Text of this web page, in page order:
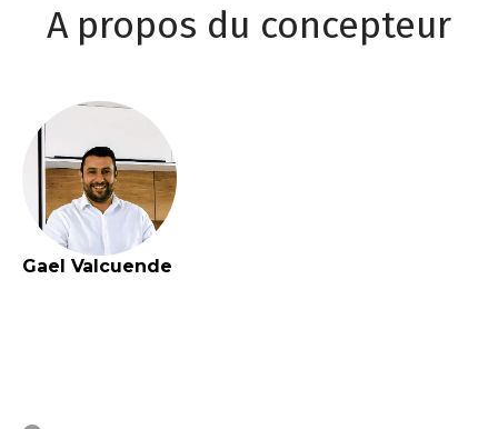
A propos du concepteur
Gael Valcuende